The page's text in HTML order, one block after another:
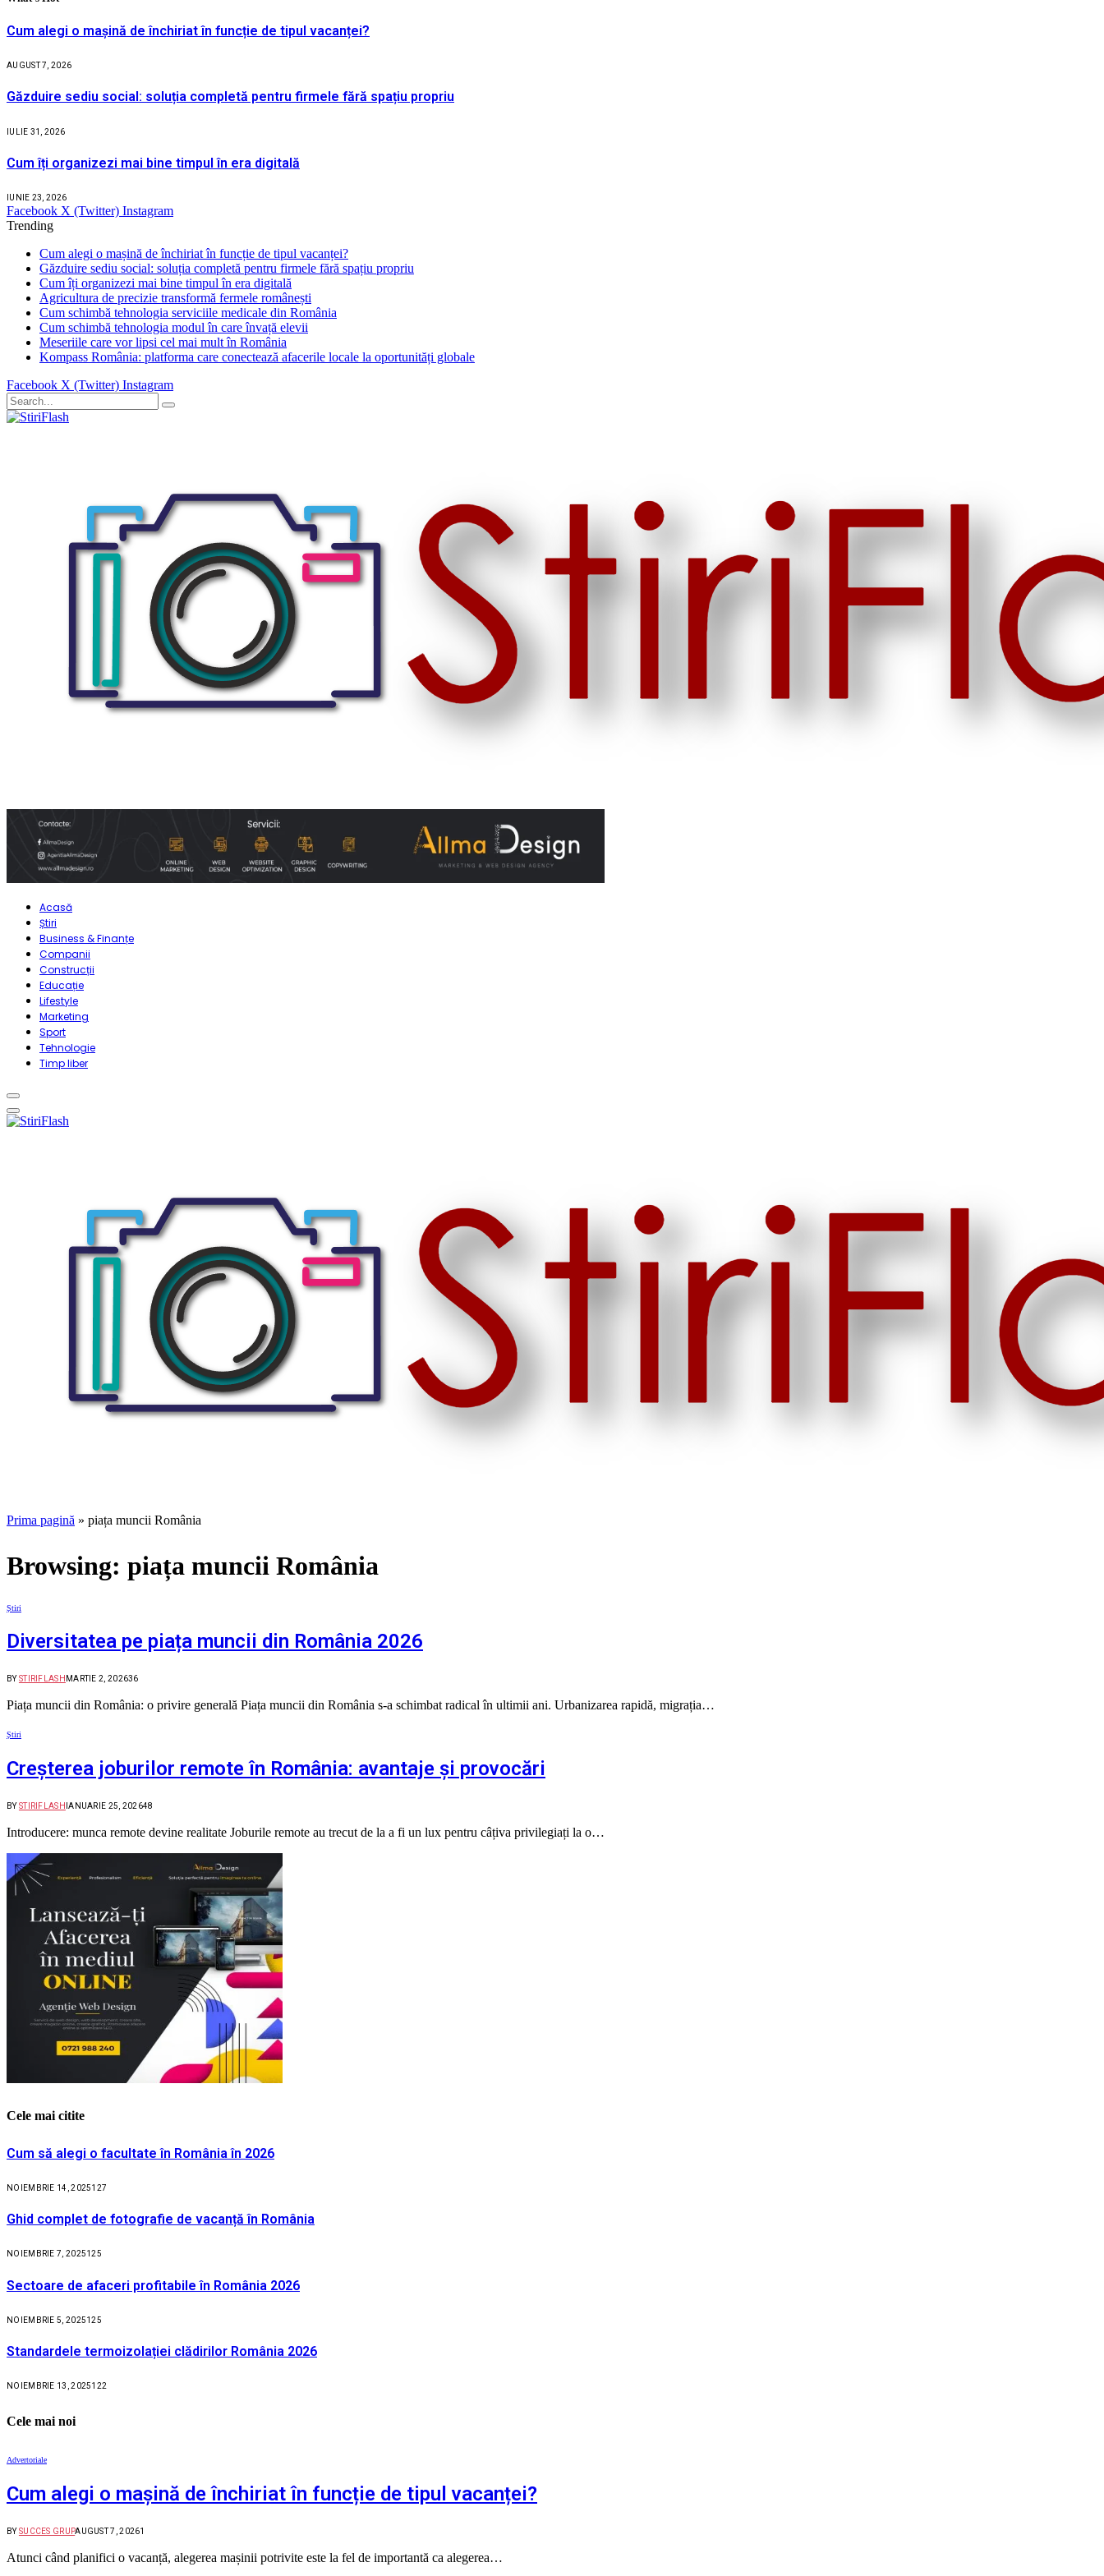
Cum alegi o mașină de închiriat în funcție de tipul vacanței?
AUGUST 7, 2026
Găzduire sediu social: soluția completă pentru firmele fără spațiu propriu
IULIE 31, 2026
Cum îți organizezi mai bine timpul în era digitală
IUNIE 23, 2026
Facebook X (Twitter) Instagram
Trending
Cum alegi o mașină de închiriat în funcție de tipul vacanței?
Găzduire sediu social: soluția completă pentru firmele fără spațiu propriu
Cum îți organizezi mai bine timpul în era digitală
Agricultura de precizie transformă fermele românești
Cum schimbă tehnologia serviciile medicale din România
Cum schimbă tehnologia modul în care învață elevii
Meseriile care vor lipsi cel mai mult în România
Kompass România: platforma care conectează afacerile locale la oportunități globale
Facebook X (Twitter) Instagram
Acasă
Știri
Business & Finanțe
Companii
Construcții
Educație
Lifestyle
Marketing
Sport
Tehnologie
Timp liber
Prima pagină » piața muncii România
Browsing: piața muncii România
Știri
Diversitatea pe piața muncii din România 2026
BY STIRIFLASH MARTIE 2, 202636
Piața muncii din România: o privire generală Piața muncii din România s-a schimbat radical în ultimii ani. Urbanizarea rapidă, migrația…
Știri
Creșterea joburilor remote în România: avantaje și provocări
BY STIRIFLASH IANUARIE 25, 202648
Introducere: munca remote devine realitate Joburile remote au trecut de la a fi un lux pentru câțiva privilegiați la o…
Cele mai citite
Cum să alegi o facultate în România în 2026
NOIEMBRIE 14, 2025127
Ghid complet de fotografie de vacanță în România
NOIEMBRIE 7, 2025125
Sectoare de afaceri profitabile în România 2026
NOIEMBRIE 5, 2025125
Standardele termoizolației clădirilor România 2026
NOIEMBRIE 13, 2025122
Cele mai noi
Advertoriale
Cum alegi o mașină de închiriat în funcție de tipul vacanței?
BY SUCCES GRUPAUGUST 7, 20261
Atunci când planifici o vacanță, alegerea mașinii potrivite este la fel de importantă ca alegerea…